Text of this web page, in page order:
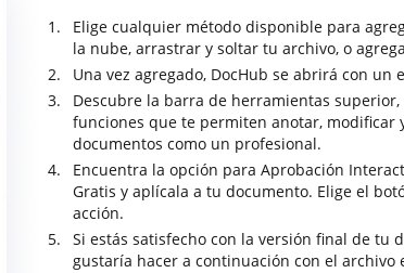
Elige cualquier método disponible para
la nube, arrastrar y soltar tu archivo, o
Una vez agregado, DocHub se abrirá con
Descubre la barra de herramientas
funciones que te permiten anotar, modificar
documentos como un profesional.
Encuentra la opción para Aprobación
Gratis y aplícala a tu documento. Elige el
acción.
Si estás satisfecho con la versión final de tu
gustaría hacer a continuación con el archivo